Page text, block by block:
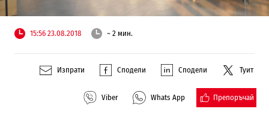
15:56 23.08.2018 ~ 2 мин.
Изпрати Сподели Сподели Туит
Viber Whats App Препоръчай